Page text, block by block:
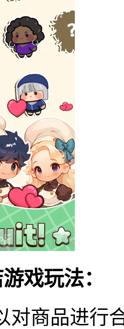
戏玩法：
对商品进行